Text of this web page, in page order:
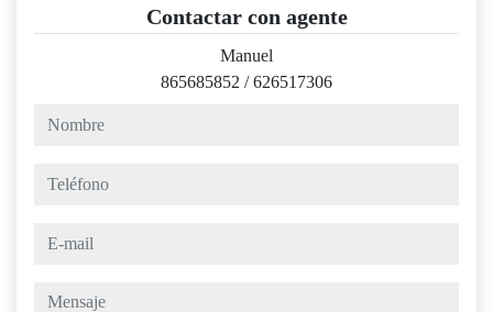
Contactar con agente
Manuel
865685852 /626517306
nombre
teléfono
e-mail
mensaje